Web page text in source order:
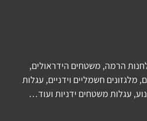
הרמה, משטחים הידראולים,
מלגזונים חשמליים וידניים, עגלות
עגלות משטחים ידניות ועוד…